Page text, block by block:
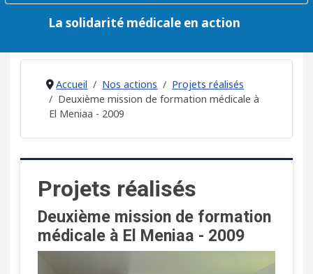
La solidarité médicale en action
Accueil Nos actions
Projets réalisés
Deuxième mission de formation médicale à
El Meniaa - 2009
Projets réalisés
Deuxième mission de formation
médicale à El Meniaa - 2009